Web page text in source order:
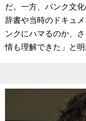
だ。一方、パンク文
辞書や当時のドキュ
ンクにハマるのか、
情も理解できた」と明